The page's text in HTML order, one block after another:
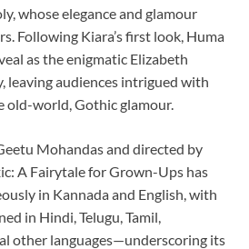
whose elegance and glamour
Following Kiara’s first look, Huma
as the enigmatic Elizabeth
leaving audiences intrigued with
old-world, Gothic glamour.
Mohandas and directed by
A Fairytale for Grown-Ups has
in Kannada and English, with
in Hindi, Telugu, Tamil,
other languages—underscoring its